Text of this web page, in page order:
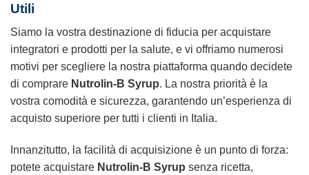
Utili
Siamo la vostra destinazione di fiducia per acquistare
integratori e prodotti per la salute, e vi offriamo numerosi
motivi per scegliere la nostra piattaforma quando decidete
di comprare Nutrolin-B Syrup. La nostra priorità è la
vostra comodità e sicurezza, garantendo un’esperienza di
acquisto superiore per tutti i clienti in Italia.
Innanzitutto, la facilità di acquisizione è un punto di forza:
potete acquistare Nutrolin-B Syrup senza ricetta,